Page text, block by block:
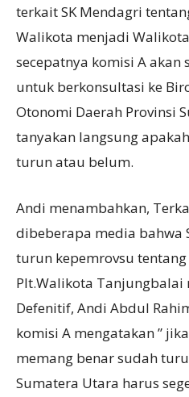
terkait SK Mendagri
Walikota menjadi
secepatnya komisi A akan
untuk berkonsultasi ke
Otonomi Daerah Provinsi
tanyakan langsung
turun atau belum.
Andi menambahkan,
dibeberapa media bahwa
turun kepemrovsu
Plt.Walikota Tanjungbalai
Defenitif, Andi Abdul
komisi A mengatakan ”
memang benar sudah
Sumatera Utara harus